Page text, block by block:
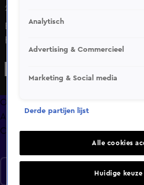
2 nov 2016, 21:30
Bekijk aflevering 4 van Queens
hier. Deze aflevering is
uur bij SBS6. Queens of the
Overzicht
Afleveringen
Clips
Analytisch
Advertising & Commercieel
Marketing & Social media
Derde partijen lijst
Alle cookies
Huidige keuze